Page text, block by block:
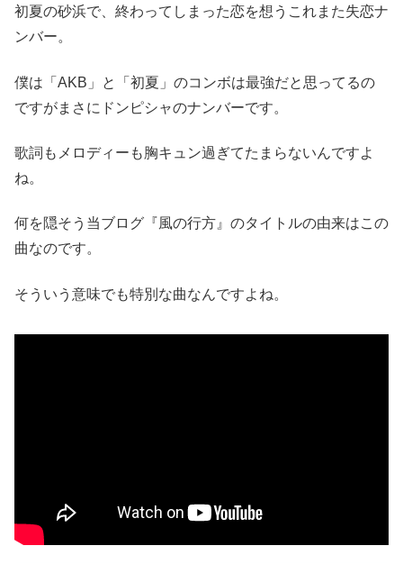
初夏の砂浜で、終わってしまった恋を想うこれまた失恋ナ
ンバー。
僕は「AKB」と「初夏」のコンボは最強だと思ってるの
ですがまさにドンピシャのナンバーです。
歌詞もメロディーも胸キュン過ぎてたまらないんですよ
ね。
何を隠そう当ブログ『風の行方』のタイトルの由来はこの
曲なのです。
そういう意味でも特別な曲なんですよね。